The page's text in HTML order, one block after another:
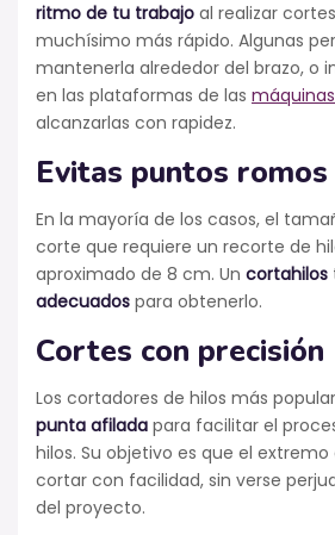
ritmo de tu trabajo al realizar
muchísimo más rápido. Algunas
mantenerla alrededor del brazo, o
en las plataformas de las
alcanzarlas con rapidez.
Evitas puntos romos
En la mayoría de los casos, el
corte que requiere un recorte de
aproximado de 8 cm. Un cortahilos
adecuados para obtenerlo.
Cortes con precisión
Los cortadores de hilos más
punta afilada para facilitar el
hilos. Su objetivo es que el
cortar con facilidad, sin verse
del proyecto.